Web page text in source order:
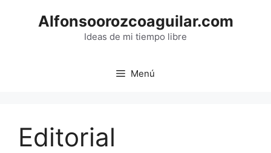
Alfonsoorozcoaguilar.com
Ideas de mi tiempo libre
Menú
Editorial